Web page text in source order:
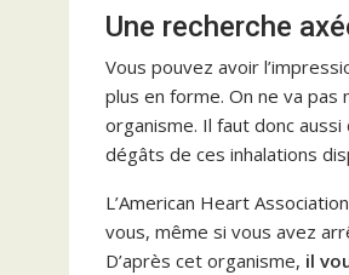
Une recherche
Vous pouvez avoir
plus en forme. On ne va
organisme. Il faut donc
dégâts de ces inhalations
L’American Heart
vous, même si vous avez
D’après cet organisme, il